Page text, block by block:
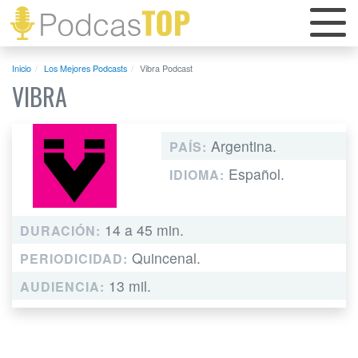
Inicio Los Mejores Podcasts Vibra Podcast
VIBRA
PAÍS: Argentina.
IDIOMA: Español.
DURACIÓN: 14 a 45 min.
PERIODICIDAD: Quincenal.
AUDIENCIA: 13 mil.